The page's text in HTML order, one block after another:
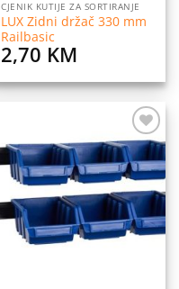
CJENIK KUTIJE ZA SORTIRANJE
LUX Zidni držač 330 mm
Railbasic
2,70 KM
Dodaj
na
listu
želja